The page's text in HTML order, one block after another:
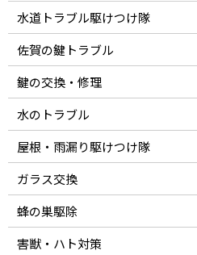
水道トラブル駆けつけ隊
佐賀の鍵トラブル
鍵の交換・修理
水のトラブル
屋根・雨漏り駆けつけ隊
ガラス交換
蜂の巣駆除
害獣・ハト対策